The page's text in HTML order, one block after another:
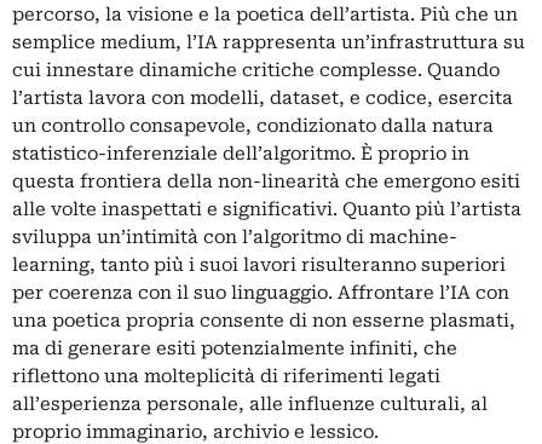
percorso, la visione e la poetica dell’artista. Più che un
semplice medium, l’IA rappresenta un’infrastruttura su
cui innestare dinamiche critiche complesse. Quando
l’artista lavora con modelli, dataset, e codice, esercita
un controllo consapevole, condizionato dalla natura
statistico-inferenziale dell’algoritmo. È proprio in
questa frontiera della non-linearità che emergono esiti
alle volte inaspettati e significativi. Quanto più l’artista
sviluppa un’intimità con l’algoritmo di machine-
learning, tanto più i suoi lavori risulteranno superiori
per coerenza con il suo linguaggio. Affrontare l’IA con
una poetica propria consente di non esserne plasmati,
ma di generare esiti potenzialmente infiniti, che
riflettono una molteplicità di riferimenti legati
all’esperienza personale, alle influenze culturali, al
proprio immaginario, archivio e lessico.